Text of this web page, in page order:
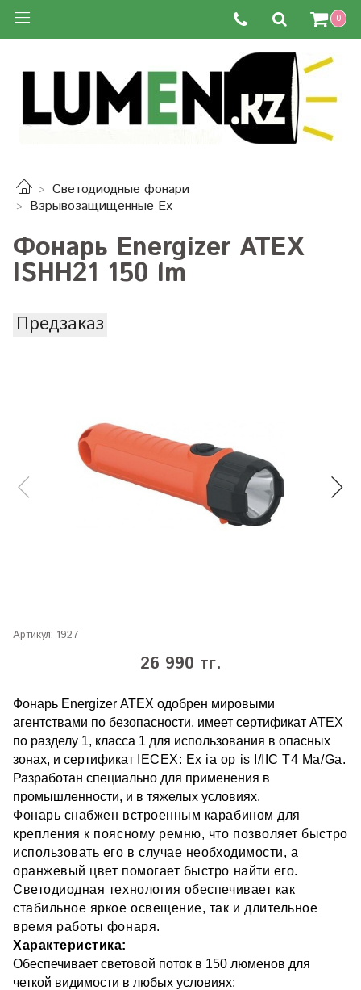
0
Светодиодные фонари
Взрывозащищенные Ex
Фонарь Energizer ATEX
ISHH21 150 lm
Предзаказ
Артикул: 1927
26 990 тг.
Фонарь Energizer ATEX одобрен мировыми
агентствами по безопасности, имеет сертификат ATEX
по разделу 1, класса 1 для использования в опасных
зонах, и сертификат
IECEX: Ex ia op is I/IIC T4 Ma/Ga.
Разработан специально для применения в
промышленности, и в тяжелых условиях.
Фонарь снабжен встроенным карабином для
крепления к поясному ремню, что позволяет быстро
использовать его в случае необходимости, а
оранжевый цвет помогает быстро найти его.
Светодиодная технология обеспечивает как
стабильное яркое освещение, так и длительное
время работы фонаря.
Характеристика:
Обеспечивает световой поток в 150 люменов для
четкой видимости в любых условиях;